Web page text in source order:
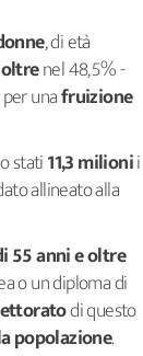
, di età
nel 48,5% -
unafruizione
stati11,3 milionii
allineato alla
55 anni e oltre
o un diploma di
di questo
popolazione.